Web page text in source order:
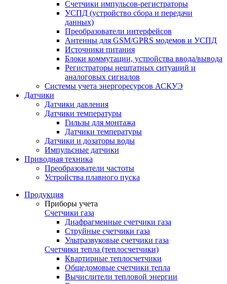
Счетчики импульсов-регистраторы
УСПД (устройство сбора и передачи
данных)
Преобразователи интерфейсов
Антенны для GSM/GPRS модемов и УСПД
Источники питания
Блоки коммутации, устройства ввода/вывода
Регистраторы нештатных ситуаций и
аналоговых сигналов
Системы учета энергоресурсов АСКУЭ
Датчики
Датчики давления
Датчики температуры
Гильзы для монтажа
Датчики температуры
Датчики и дозаторы воды
Импульсные датчики
Приводная техника
Преобразователи частоты
Устройства плавного пуска
Продукция
Приборы учета
Счетчики газа
Диафрагменные счетчики газа
Струйные счетчики газа
Ультразвуковые счетчики газа
Счетчики тепла (теплосчетчики)
Квартирные теплосчетчики
Общедомовые счетчики тепла
Вычислители тепловой энергии